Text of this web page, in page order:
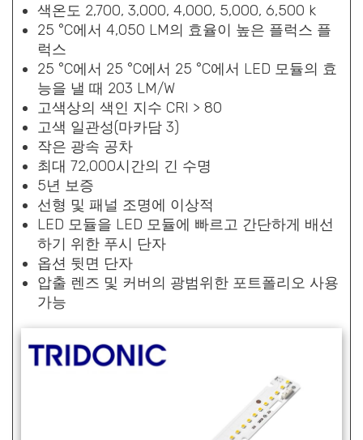
색온도 2,700, 3,000, 4,000, 5,000, 6,500 k
25 °C에서 4,050 LM의 효율이 높은 플럭스 플
럭스
25 °C에서 25 °C에서 25 °C에서 LED 모듈의 효
능을 낼 때 203 LM/W
고색상의 색인 지수 CRI > 80
고색 일관성(마카담 3)
작은 광속 공차
최대 72,000시간의 긴 수명
5년 보증
선형 및 패널 조명에 이상적
LED 모듈을 LED 모듈에 빠르고 간단하게 배선
하기 위한 푸시 단자
옵션 뒷면 단자
압출 렌즈 및 커버의 광범위한 포트폴리오 사용
가능